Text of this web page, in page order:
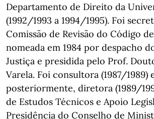
Departamento de Direito da
(1992/1993 a 1994/1995). Foi
Comissão de Revisão do Código
nomeada em 1984 por despacho
Justiça e presidida pelo Prof.
Varela. Foi consultora (1987/1989)
posteriormente, diretora (1989/
de Estudos Técnicos e Apoio
Presidência do Conselho de